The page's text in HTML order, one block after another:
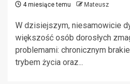
4 miesiące temu Mateusz
W dzisiejszym, niesamowicie
większość osób dorosłych
problemami: chronicznym
trybem życia oraz...